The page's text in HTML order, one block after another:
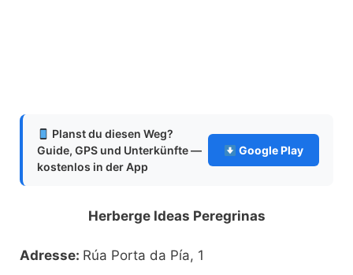
Planst du diesen Weg?
Guide, GPS und Unterkünfte —
kostenlos in der App
Google Play
Herberge Ideas Peregrinas
Adresse: Rúa Porta da Pía, 1